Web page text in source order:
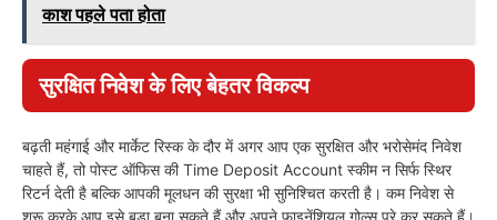
काश पहले पता होता
सुरक्षित निवेश के लिए बेहतर विकल्प
बढ़ती महंगाई और मार्केट रिस्क के दौर में अगर आप एक सुरक्षित और भरोसेमंद निवेश
चाहते हैं, तो पोस्ट ऑफिस की Time Deposit Account स्कीम न सिर्फ स्थिर
रिटर्न देती है बल्कि आपकी मूलधन की सुरक्षा भी सुनिश्चित करती है। कम निवेश से
शुरू करके आप इसे बड़ा बना सकते हैं और अपने फाइनेंशियल गोल्स पूरे कर सकते हैं।